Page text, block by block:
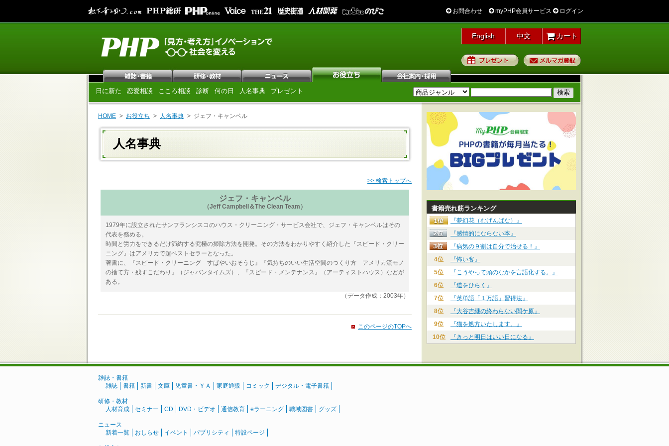
お問合わせ myPHP会員サービス ログイン
English 中文 カート
プレゼント
日に新た 恋愛相談 こころ相談 診断 何の日 人名事典 プレゼント
HOME お役立ち 人名事典 ジェフ・キャンベル
人名事典
>> 検索トップへ
ジェフ・キャンベル
（Jeff Campbell＆The Clean Team）
1979年に設立されたサンフランシスコのハウス・クリーニング・サービス会社で、ジェフ・キャンベルはその
代表を務める。
時間と労力をできるだけ節約する究極の掃除方法を開発。その方法をわかりやすく紹介した『スピード・クリー
ニング』はアメリカで超ベストセラーとなった。
著書に、『スピード・クリーニング すばやいおそうじ』『気持ちのいい生活空間のつくり方 アメリカ流モノ
の捨て方・残すこだわり』（ジャパンタイムズ）、『スピード・メンテナンス』（アーティストハウス）などが
ある。
（データ作成：2003年）
このページのTOPへ
書籍売れ筋ランキング
『夢幻花（むげんばな）』
『感情的にならない本』
『病気の９割は自分で治せる！』
4位
『怖い客』
5位
『こうやって頭のなかを言語化する。』
6位
『道をひらく』
7位
『英単語「１万語」習得法』
8位
『大谷吉継の終わらない関ケ原』
9位
『猫を処方いたします。』
10位
『きっと明日はいい日になる』
雑誌・書籍
雑誌
書籍 新書 文庫 児童書・ＹＡ 家庭通販 コミック デジタル・電子書籍
研修・教材
人材育成
セミナー CD DVD・ビデオ 通信教育 eラーニング 職域図書 グッズ
ニュース
新着一覧
おしらせ イベント パブリシティ 特設ページ